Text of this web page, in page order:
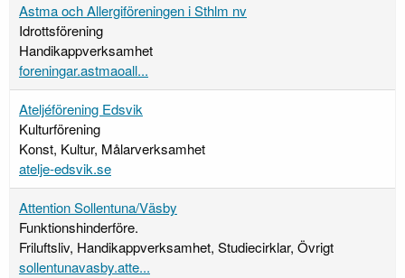
Astma och Allergiföreningen i Sthlm nv
Idrottsförening
Handikappverksamhet
foreningar.astmaoall...
Ateljéförening Edsvik
Kulturförening
Konst, Kultur, Målarverksamhet
atelje-edsvik.se
Attention Sollentuna/Väsby
Funktionshinderföre.
Friluftsliv, Handikappverksamhet, Studiecirklar, Övrigt
sollentunavasby.atte...